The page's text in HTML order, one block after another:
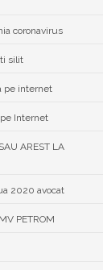
coronavirus
silit
pe internet
Internet
AREST LA
2020 avocat
PETROM